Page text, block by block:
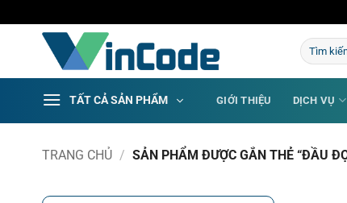
qua
Tìm
kiếm:
TẤT CẢ SẢN PHẨM GIỚI THIỆU DỊCH VỤ
TRANG CHỦ / SẢN PHẨM ĐƯỢC GẮN THẺ “ĐẦU